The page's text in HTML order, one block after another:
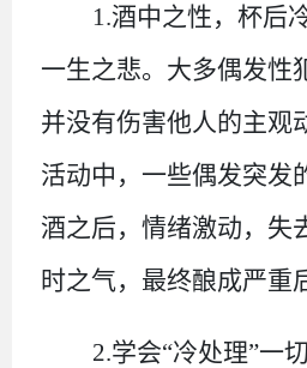
1.酒中之性，杯后
一生之悲。大多偶发性
并没有伤害他人的主观
活动中，一些偶发突发
酒之后，情绪激动，失
时之气，最终酿成严重
2.学会“冷处理”一